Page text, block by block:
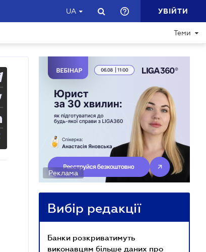
UA УВІЙТИ
Теми
Реклама
Вибір редакції
Банки розкриватимуть
виконавцям більше даних про